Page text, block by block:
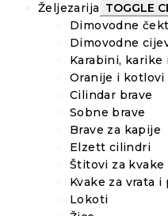
Željezarija TOGGLE
Dimovodne
Dimovodne
Karabini, karike
Oranije i kotlovi
Cilindar brave
Sobne brave
Brave za kapije
Elzett cilindri
Štitovi za kvake
Kvake za vrata i
Lokoti